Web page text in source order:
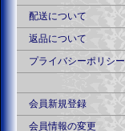
配送について
返品について
プライバシーポリシー
会員新規登録
会員情報の変更